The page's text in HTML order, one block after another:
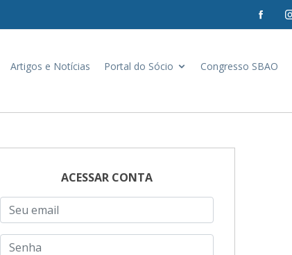
Artigos e Notícias Portal do Sócio Congresso SBAO
ACESSAR CONTA